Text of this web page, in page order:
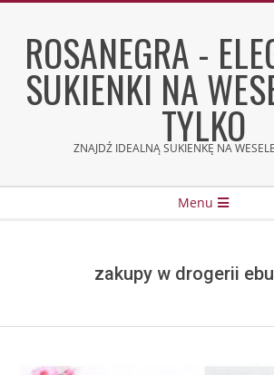
contentROSANEGRA -
SUKIENKI NA
TYLKO
ZNAJDŹ IDEALNĄ SUKIENKĘ NA
Menu
zakupy w drogerii